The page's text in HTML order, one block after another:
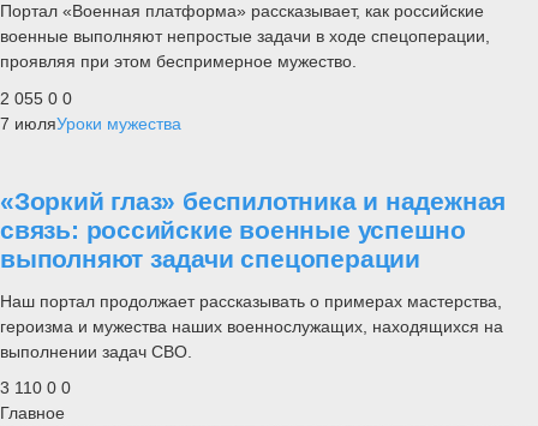
Портал «Военная платформа» рассказывает, как российские
военные выполняют непростые задачи в ходе спецоперации,
проявляя при этом беспримерное мужество.
2 055 0 0
7 июляУроки мужества
«Зоркий глаз» беспилотника и надежная
связь: российские военные успешно
выполняют задачи спецоперации
Наш портал продолжает рассказывать о примерах мастерства,
героизма и мужества наших военнослужащих, находящихся на
выполнении задач СВО.
3 110 0 0
Главное